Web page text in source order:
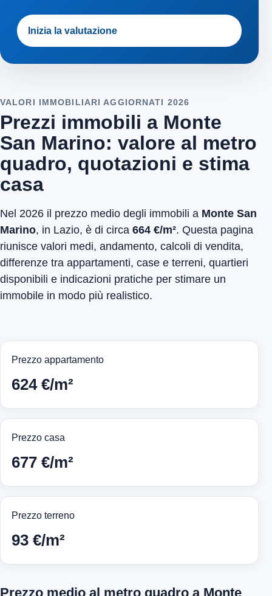
Inizia la valutazione
VALORI IMMOBILIARI AGGIORNATI 2026
Prezzi immobili a Monte
San Marino: valore al metro
quadro, quotazioni e stima
casa
Nel 2026 il prezzo medio degli immobili a Monte San
Marino, in Lazio, è di circa 664 €/m². Questa pagina
riunisce valori medi, andamento, calcoli di vendita,
differenze tra appartamenti, case e terreni, quartieri
disponibili e indicazioni pratiche per stimare un
immobile in modo più realistico.
Prezzo appartamento
624 €/m²
Prezzo casa
677 €/m²
Prezzo terreno
93 €/m²
Prezzo medio al metro quadro a Monte